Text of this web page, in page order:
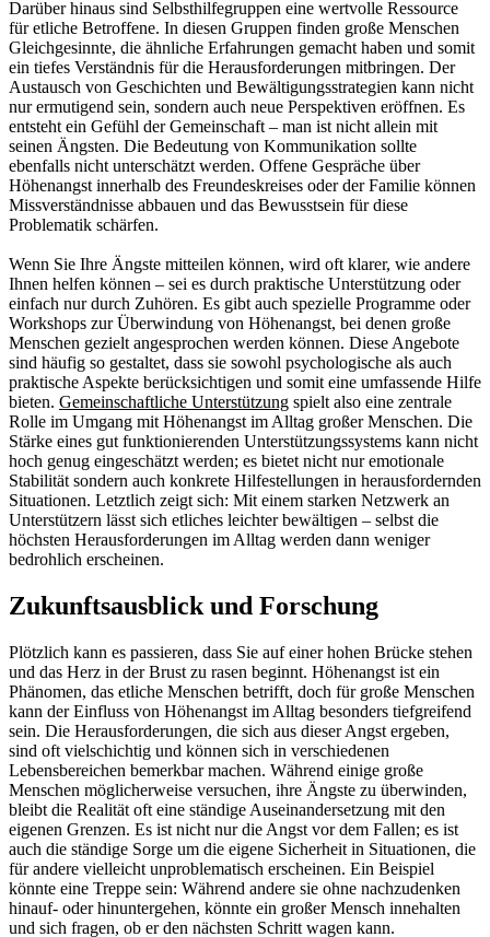
Darüber hinaus sind Selbsthilfegruppen eine wertvolle Ressource
für etliche Betroffene. In diesen Gruppen finden große Menschen
Gleichgesinnte, die ähnliche Erfahrungen gemacht haben und somit
ein tiefes Verständnis für die Herausforderungen mitbringen. Der
Austausch von Geschichten und Bewältigungsstrategien kann nicht
nur ermutigend sein, sondern auch neue Perspektiven eröffnen. Es
entsteht ein Gefühl der Gemeinschaft – man ist nicht allein mit
seinen Ängsten. Die Bedeutung von Kommunikation sollte
ebenfalls nicht unterschätzt werden. Offene Gespräche über
Höhenangst innerhalb des Freundeskreises oder der Familie können
Missverständnisse abbauen und das Bewusstsein für diese
Problematik schärfen.
Wenn Sie Ihre Ängste mitteilen können, wird oft klarer, wie andere
Ihnen helfen können – sei es durch praktische Unterstützung oder
einfach nur durch Zuhören. Es gibt auch spezielle Programme oder
Workshops zur Überwindung von Höhenangst, bei denen große
Menschen gezielt angesprochen werden können. Diese Angebote
sind häufig so gestaltet, dass sie sowohl psychologische als auch
praktische Aspekte berücksichtigen und somit eine umfassende Hilfe
bieten. Gemeinschaftliche Unterstützung spielt also eine zentrale
Rolle im Umgang mit Höhenangst im Alltag großer Menschen. Die
Stärke eines gut funktionierenden Unterstützungssystems kann nicht
hoch genug eingeschätzt werden; es bietet nicht nur emotionale
Stabilität sondern auch konkrete Hilfestellungen in herausfordernden
Situationen. Letztlich zeigt sich: Mit einem starken Netzwerk an
Unterstützern lässt sich etliches leichter bewältigen – selbst die
höchsten Herausforderungen im Alltag werden dann weniger
bedrohlich erscheinen.
Zukunftsausblick und Forschung
Plötzlich kann es passieren, dass Sie auf einer hohen Brücke stehen
und das Herz in der Brust zu rasen beginnt. Höhenangst ist ein
Phänomen, das etliche Menschen betrifft, doch für große Menschen
kann der Einfluss von Höhenangst im Alltag besonders tiefgreifend
sein. Die Herausforderungen, die sich aus dieser Angst ergeben,
sind oft vielschichtig und können sich in verschiedenen
Lebensbereichen bemerkbar machen. Während einige große
Menschen möglicherweise versuchen, ihre Ängste zu überwinden,
bleibt die Realität oft eine ständige Auseinandersetzung mit den
eigenen Grenzen. Es ist nicht nur die Angst vor dem Fallen; es ist
auch die ständige Sorge um die eigene Sicherheit in Situationen, die
für andere vielleicht unproblematisch erscheinen. Ein Beispiel
könnte eine Treppe sein: Während andere sie ohne nachzudenken
hinauf- oder hinuntergehen, könnte ein großer Mensch innehalten
und sich fragen, ob er den nächsten Schritt wagen kann.